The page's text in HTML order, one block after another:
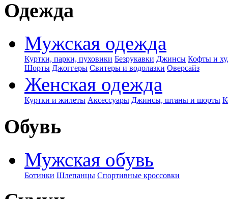
Одежда
Мужская одежда
Куртки, парки, пуховики Безрукавки Джинсы Кофты и
Шорты Джоггеры Свитеры и водолазки Оверсайз
Женская одежда
Куртки и жилеты Аксессуары Джинсы, штаны и шорты
Обувь
Мужская обувь
Ботинки Шлепанцы Спортивные кроссовки